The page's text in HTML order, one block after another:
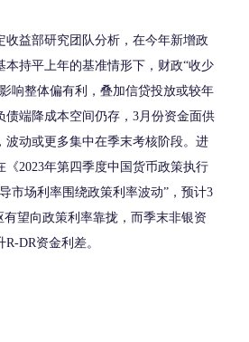
益部研究团队分析，在今年新增政
本持平上年的基准情形下，财政“收少
响整体偏有利，叠加信贷投放或较年
债端降成本空间仍存，3月份资金面供
波动或更多集中在季末考核阶段。进
《2023年第四季度中国货币政策执行
市场利率围绕政策利率波动”，预计3
有望向政策利率靠拢，而季末非银资
DR资金利差。